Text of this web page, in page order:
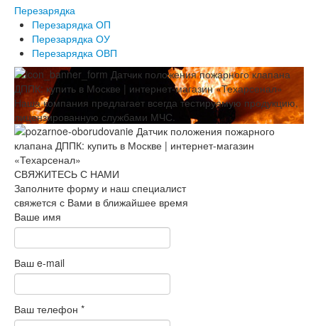
Перезарядка
Перезарядка ОП
Перезарядка ОУ
Перезарядка ОВП
Наша компания предлагает всегда тестируемую продукцию,
лицензированную службами МЧС.
СВЯЖИТЕСЬ С НАМИ
Заполните форму и наш специалист
свяжется с Вами в ближайшее время
Ваше имя
Ваш e-mail
Ваш телефон *